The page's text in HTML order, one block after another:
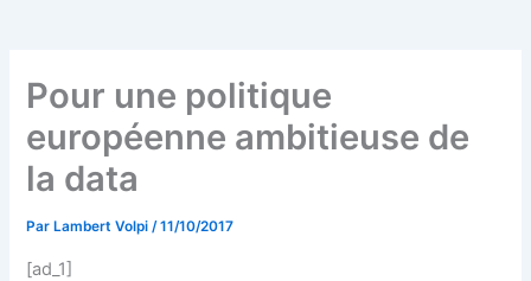
Pour une politique
européenne ambitieuse de
la data
Par Lambert Volpi/11/10/2017
[ad_1]